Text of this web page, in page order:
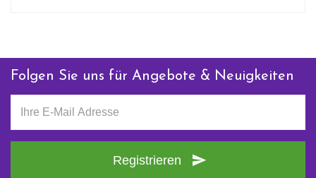
Folgen Sie uns für Angebote & Neuigkeiten
Registrieren